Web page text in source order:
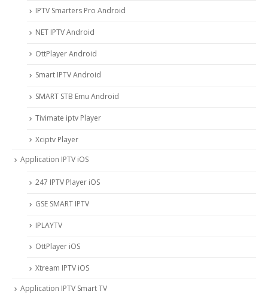
IPTV Smarters Pro Android
NET IPTV Android
OttPlayer Android
Smart IPTV Android
SMART STB Emu Android
Tivimate iptv Player
Xciptv Player
Application IPTV iOS
247 IPTV Player iOS
‎GSE SMART IPTV
IPLAYTV
OttPlayer iOS
Xtream IPTV iOS
Application IPTV Smart TV